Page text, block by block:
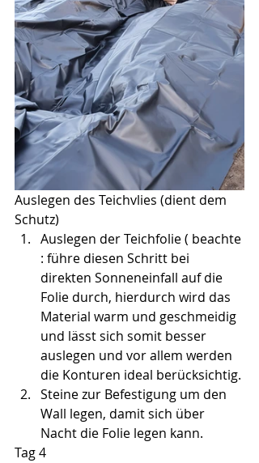
Auslegen des Teichvlies (dient dem
Schutz)
Auslegen der Teichfolie ( beachte
: führe diesen Schritt bei
direkten Sonneneinfall auf die
Folie durch, hierdurch wird das
Material warm und geschmeidig
und lässt sich somit besser
auslegen und vor allem werden
die Konturen ideal berücksichtig.
Steine zur Befestigung um den
Wall legen, damit sich über
Nacht die Folie legen kann.
Tag 4